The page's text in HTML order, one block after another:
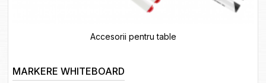
Accesorii pentru table
MARKERE WHITEBOARD